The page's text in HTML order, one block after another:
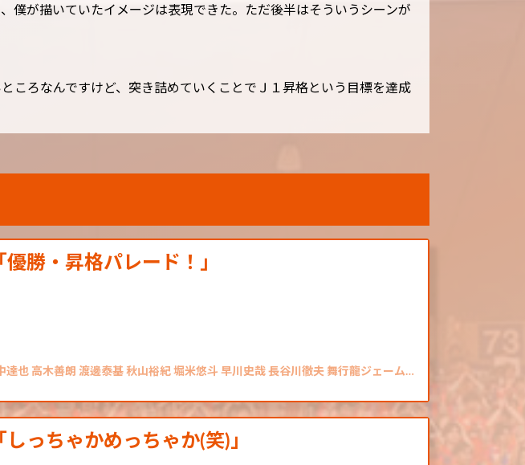
僕が描いていたイメージは表現できた。ただ後半はそういうシーンが
ころなんですけど、突き詰めていくことでＪ１昇格という目標を達成
勝・昇格パレード！」
達也 高木善朗 渡邊泰基 秋山裕紀 堀米悠斗 早川史哉 長谷川徹夫 舞行龍ジェーム…
っちゃかめっちゃか(笑)」